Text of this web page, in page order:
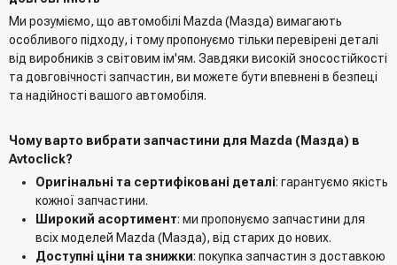
Ми розуміємо, що автомобілі Mazda (Мазда) вимагають
особливого підходу, і тому пропонуємо тільки перевірені деталі
від виробників з світовим ім'ям. Завдяки високій зносостійкості
та довговічності запчастин, ви можете бути впевнені в безпеці
та надійності вашого автомобіля.
Чому варто вибрати запчастини для Mazda (Мазда) в
Avtoclick?
Оригінальні та сертифіковані деталі: гарантуємо якість
кожної запчастини.
Широкий асортимент: ми пропонуємо запчастини для
всіх моделей Mazda (Мазда), від старих до нових.
Доступні ціни та знижки: покупка запчастин з доставкою